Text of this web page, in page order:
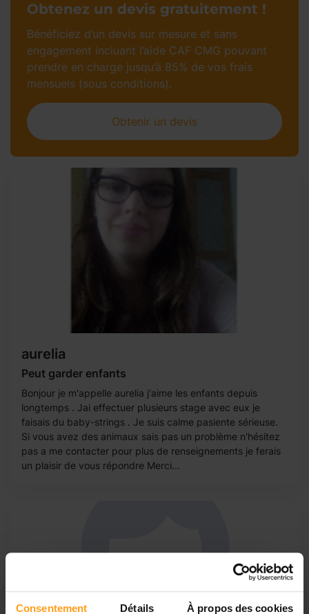
Consentement Détails À propos des cookies
aurelia
Peut garder enfants
Bonjour je m'appelle aurelia j'aime les enfants depuis
longtemps . Jai effectuer plusieurs stage avec eux je
faisais du baby-strings . Je suis calme pasiente sérieuse.
Si vous avez des animaux sais pas un problème n'hésitez
pas a me contacter pour plus de renseignements je ferais
un plaisir de vous répondre Merci...
Obtenez un devis gratuitement !
Bénéficiez d’un devis sur mesure et sans
engagement incluant l’aide CAF CMG pouvant
prendre en charge jusqu’à 85% de vos frais
mensuels (sous conditions).
Obtenir un devis